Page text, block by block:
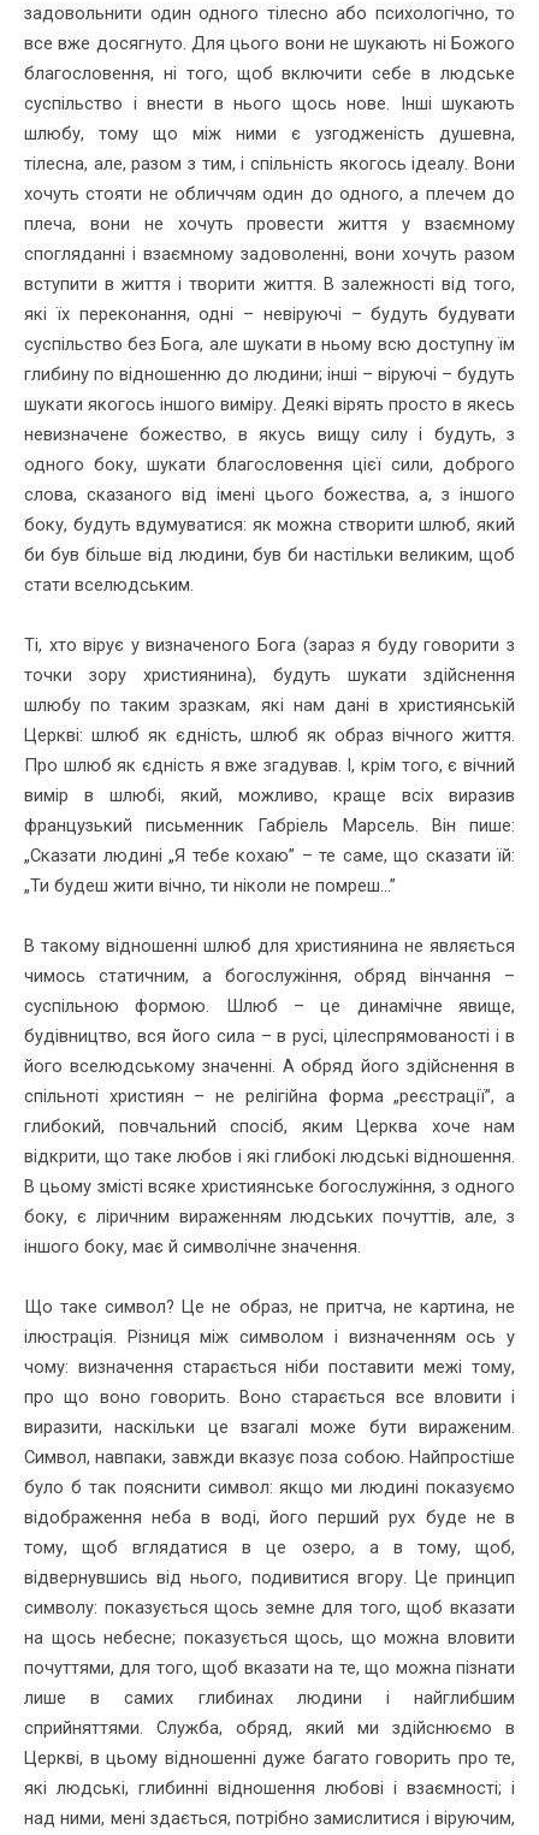
задовольнити один одного тілесно або психологічно, то
все вже досягнуто. Для цього вони не шукають ні Божого
благословення, ні того, щоб включити себе в людське
суспільство і внести в нього щось нове. Інші шукають
шлюбу, тому що між ними є узгодженість душевна,
тілесна, але, разом з тим, і спільність якогось ідеалу. Вони
хочуть стояти не обличчям один до одного, а плечем до
плеча, вони не хочуть провести життя у взаємному
спогляданні і взаємному задоволенні, вони хочуть разом
вступити в життя і творити життя. В залежності від того,
які їх переконання, одні – невіруючі – будуть будувати
суспільство без Бога, але шукати в ньому всю доступну їм
глибину по відношенню до людини; інші – віруючі – будуть
шукати якогось іншого виміру. Деякі вірять просто в якесь
невизначене божество, в якусь вищу силу і будуть, з
одного боку, шукати благословення цієї сили, доброго
слова, сказаного від імені цього божества, а, з іншого
боку, будуть вдумуватися: як можна створити шлюб, який
би був більше від людини, був би настільки великим, щоб
стати вселюдським.
Ті, хто вірує у визначеного Бога (зараз я буду говорити з
точки зору християнина), будуть шукати здійснення
шлюбу по таким зразкам, які нам дані в християнській
Церкві: шлюб як єдність, шлюб як образ вічного життя.
Про шлюб як єдність я вже згадував. І, крім того, є вічний
вимір в шлюбі, який, можливо, краще всіх виразив
французький письменник Габріель Марсель. Він пише:
„Сказати людині „Я тебе кохаю” – те саме, що сказати їй:
„Ти будеш жити вічно, ти ніколи не помреш...”
В такому відношенні шлюб для християнина не являється
чимось статичним, а богослужіння, обряд вінчання –
суспільною формою. Шлюб – це динамічне явище,
будівництво, вся його сила – в русі, цілеспрямованості і в
його вселюдському значенні. А обряд його здійснення в
спільноті християн – не релігійна форма „реєстрації”, а
глибокий, повчальний спосіб, яким Церква хоче нам
відкрити, що таке любов і які глибокі людські відношення.
В цьому змісті всяке християнське богослужіння, з одного
боку, є ліричним вираженням людських почуттів, але, з
іншого боку, має й символічне значення.
Що таке символ? Це не образ, не притча, не картина, не
ілюстрація. Різниця між символом і визначенням ось у
чому: визначення старається ніби поставити межі тому,
про що воно говорить. Воно старається все вловити і
виразити, наскільки це взагалі може бути вираженим.
Символ, навпаки, завжди вказує поза собою. Найпростіше
було б так пояснити символ: якщо ми людині показуємо
відображення неба в воді, його перший рух буде не в
тому, щоб вглядатися в це озеро, а в тому, щоб,
відвернувшись від нього, подивитися вгору. Це принцип
символу: показується щось земне для того, щоб вказати
на щось небесне; показується щось, що можна вловити
почуттями, для того, щоб вказати на те, що можна пізнати
лише в самих глибинах людини і найглибшим
сприйняттями. Служба, обряд, який ми здійснюємо в
Церкві, в цьому відношенні дуже багато говорить про те,
які людські, глибинні відношення любові і взаємності; і
над ними, мені здається, потрібно замислитися і віруючим,